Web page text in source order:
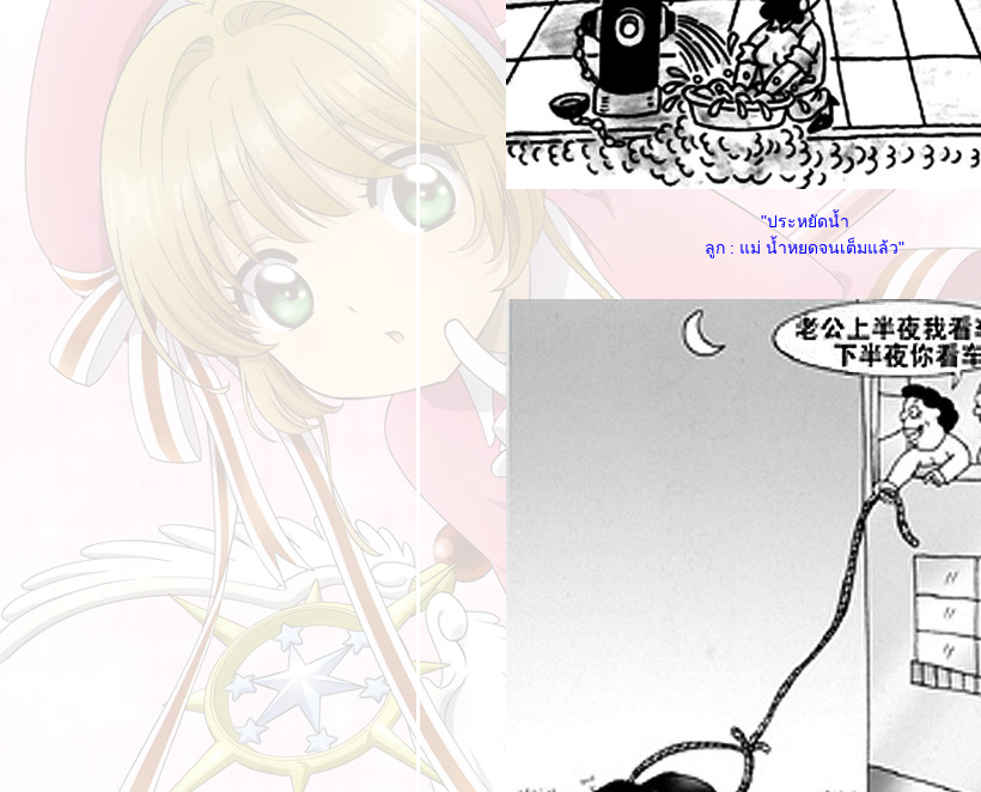
Is the Order a Rabbit? X ผลิตภัณฑ์ต่างๆ
[รีวิวสั้น] การ์ตูนที่ได้ดูในช่วงระหว่างปี 2021 -
สาวรัสเซียในอนิเม
[รีวิวสั้น] การ์ตูนที่ได้ดูในช่วงระหว่างปี 2021 ที่
[รีวิวสั้น] การ์ตูนที่ได้ดูในช่วงระหว่างปี 2021 ที่
ผ่านมา (1)
อาจารย์ในการ์ตูน III
รวมหนังสือการ์ตูนที่ดองไว้ยังไม่ได้อ่าน ปี 2021
การ์ตูนเทียบเคียงความเป็นจริง : ความดี ความ
ชั่ว
บัตเลอร์ในการ์ตูน
[การ์ตูนสั้น] สาวน้อยเวทมนตร์มาโดกะ Side
[รีวิวสั้น] การ์ตูนที่ได้ดูในช่วงระหว่างปี 2020 ที่
[รีวิวสั้น] การ์ตูนที่ได้ดูในช่วงระหว่างปี 2020 ที่
ผ่านมา (1)
อาจารย์ในการ์ตูน II
ก้าวต่อไปของบล็อกการ์ตูนแห่งนี้
รวมหนังสือการ์ตูนที่ดองไว้ยังไม่ได้อ่าน ปี 2020
[รีวิวสั้น] การ์ตูนที่ได้ดูในช่วงระหว่างปี 2019 -
2020 ที่ผ่านมา
"ประหยัดน้ำ
ลูก : แม่ น้ำหยดจนเต็มแล้ว"